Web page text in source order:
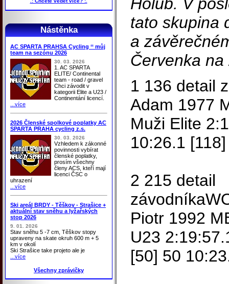
Nástěnka
AC SPARTA PRAHSA Cycling ‘‘ můj
team na sezónu 2026
30. 03. 2026
1. AC SPARTA
ELITE/ Continental
team - road / gravel
Chci závodit v
kategorii Elite a U23 /
Continentání licencí.
...více
2026 Členské spolkové poplatky AC
SPARTA PRAHA cycling z.s.
30. 03. 2026
Vzhledem k zákonné
povinnosti vybírat
členské poplatky,
prosím všechny
členy ACS, kteří mají
licenci ČSC o
uhrazení
...více
Ski areál BRDY - Těškov - Strašice +
aktuální stav sněhu a lyžařských
stop 2026
9. 01. 2026
Stav sněhu 5 -7 cm, Těškov stopy
upraveny na skate okruh 600 m + 5
km v okolí
Ski Strašice take projeto ale je
...více
Všechny zprávičky
Holub. V
tato skupina
a
Červenka
1 136 detail
Adam 1977
Muži Elite
10:26.1
2 215 detail
Piotr 1992
U23
[50] 50